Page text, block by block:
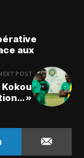
aux
POST
»